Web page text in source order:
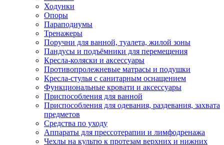
Ходунки
Опоры
Параподиумы
Тренажеры
Поручни для ванной, туалета, жилой зоны
Пандусы и подъёмники для перемещения
Кресла-коляски и аксессуары
Противопролежневые матрасы и подушки
Кресла-стулья с санитарным оснащением
Функциональные кровати и аксессуары
Приспособления для ванной
Приспособления для одевания, раздевания, захвата
предметов
Средства по уходу
Аппараты для прессотерапии и лимфодренажа
Чехлы на культю к протезам верхних и нижних